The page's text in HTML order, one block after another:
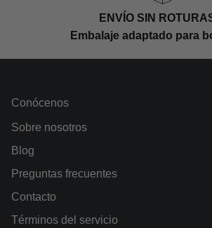
ENVÍO SIN
Embalaje adaptado para
Conócenos
Sobre nosotros
Blog
Preguntas frecuentes
Contacto
Términos del servicio